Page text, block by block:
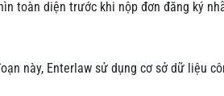
toàn diện trước khi nộp đơn đăng ký
này, Enterlaw sử dụng cơ sở dữ liệu